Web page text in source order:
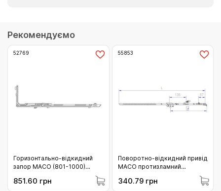
Рекомендуємо
52769
Горизонтально-відкидний
запор МАСО (801-1000)
851.60 грн
55853
Поворотно-відкидний привід
MACO протизламний
фіксований DM 15 Gr.1B (601-
800) (55853)
340.79 грн